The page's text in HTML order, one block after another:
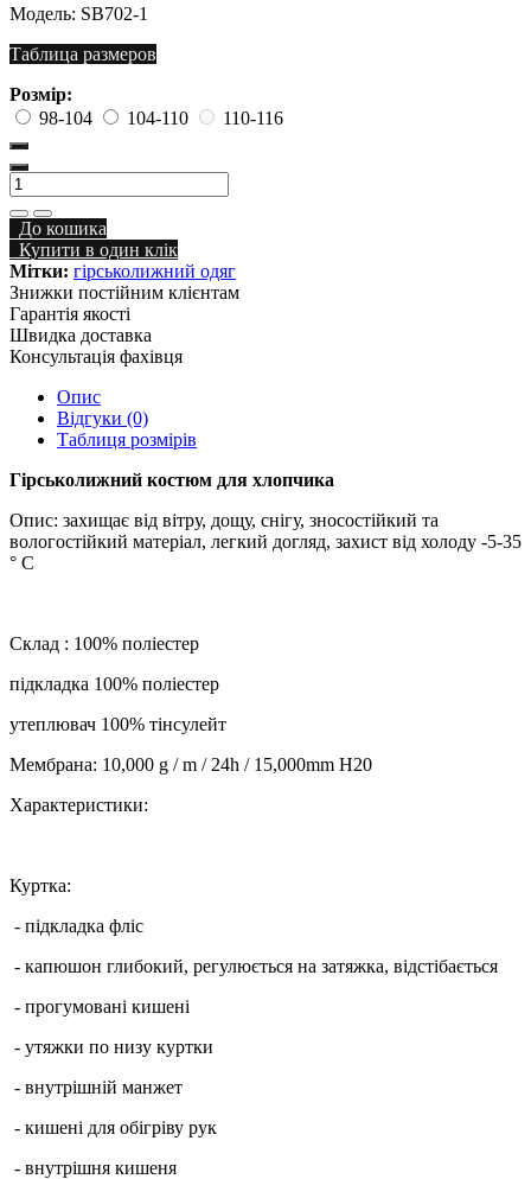
Модель: SB702-1
Таблица размеров
Розмір:
98-104
104-110 110-116
До кошика
Купити в один клік
Мітки: гірськолижний одяг
Знижки постійним клієнтам
Гарантія якості
Швидка доставка
Консультація фахівця
Опис
Відгуки (0)
Таблиця розмірів
Гірськолижний костюм для хлопчика
Опис: захищає від вітру, дощу, снігу, зносостійкий та
вологостійкий матеріал, легкий догляд, захист від холоду -5-35
° С
Склад : 100% поліестер
підкладка 100% поліестер
утеплювач 100% тінсулейт
Мембрана: 10,000 g / m / 24h / 15,000mm H20
Характеристики:
Куртка:
- підкладка фліс
- капюшон глибокий, регулюється на затяжка, відстібається
- прогумовані кишені
- утяжки по низу куртки
- внутрішній манжет
- кишені для обігріву рук
- внутрішня кишеня